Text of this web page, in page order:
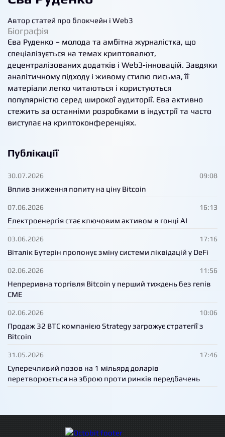
Автор статей про блокчейн і Web3
Біографія
Єва Руденко – молода та амбітна журналістка, що
спеціалізується на темах криптовалют,
децентралізованих додатків і Web3-інновацій. Завдяки
аналітичному підходу і живому стилю письма, її
матеріали легко читаються і користуються
популярністю серед широкої аудиторії. Єва активно
стежить за останніми розробками в індустрії та часто
виступає на криптоконференціях.
Публікації
30.07.2026 09:08
Вплив зниження попиту на ціну Bitcoin
07.06.2026 16:13
Електроенергія стає ключовим активом в гонці AI
03.06.2026 17:16
Віталік Бутерін пропонує зміну системи ліквідацій у DeFi
02.06.2026 11:56
Непреривна торгівля Bitcoin у перший тиждень без гепів
CME
02.06.2026 10:06
Продаж 32 BTC компанією Strategy загрожує стратегії з
Bitcoin
31.05.2026 17:46
Суперечливий позов на 1 мільярд доларів
перетворюється на зброю проти ринків передбачень